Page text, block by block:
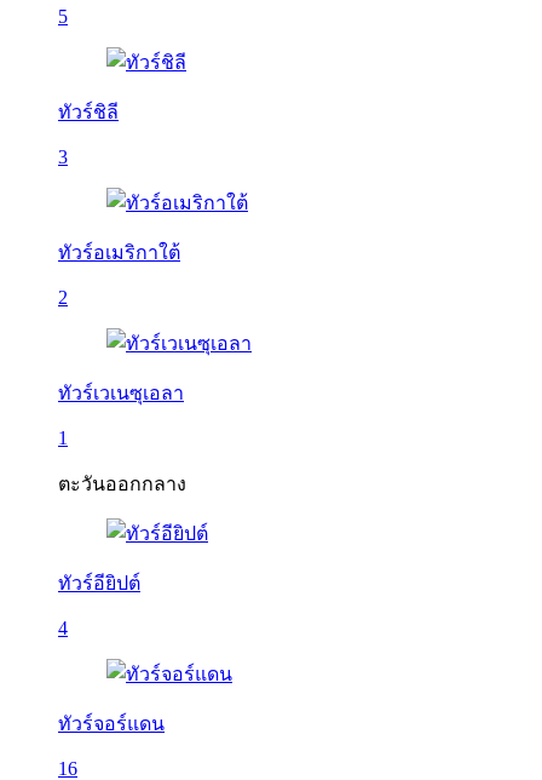
5
ทัวร์ชิลี
3
ทัวร์อเมริกาใต้
2
ทัวร์เวเนซุเอลา
1
ตะวันออกกลาง
ทัวร์อียิปต์
4
ทัวร์จอร์แดน
16